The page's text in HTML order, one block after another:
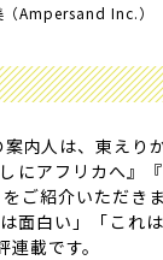
Ampersand Inc.）
内人は、東えり
にアフリカへ』
ご紹介いただき
面白い」「これ
載です。